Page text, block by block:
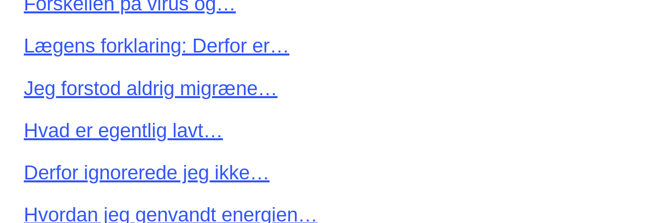
Lægens forklaring: Derfor er…
Jeg forstod aldrig migræne…
Hvad er egentlig lavt…
Derfor ignorerede jeg ikke…
Hvordan jeg genvandt energien…